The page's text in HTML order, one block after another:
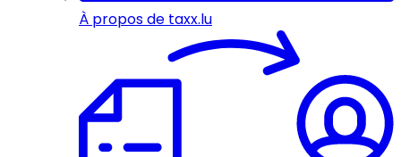
À propos de taxx.lu